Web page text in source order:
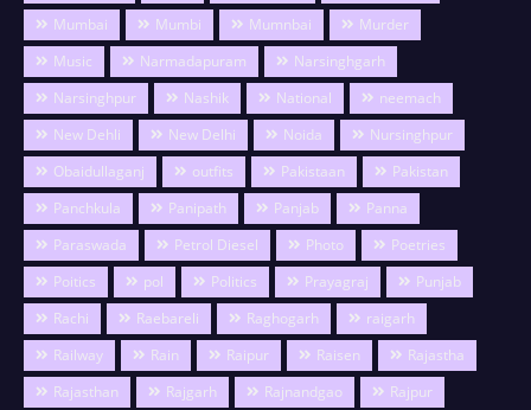
Mumbai
Mumbi Mumnbai
Murder
Music
Narmadapuram
Narsinghgarh
Narsinghpur
Nashik National
neemach
New Dehli
New Delhi Noida
Nursinghpur
Obaidullaganj
outfits Pakistaan
Pakistan
Panchkula
Panipath Panjab
Panna
Paraswada
Petrol Diesel Photo
Poetries
Poitics
pol Politics Prayagraj
Punjab
Rachi
Raebareli Raghogarh
raigarh
Railway
Rain Raipur Raisen
Rajastha
Rajasthan
Rajgarh Rajnandgao
Rajpur